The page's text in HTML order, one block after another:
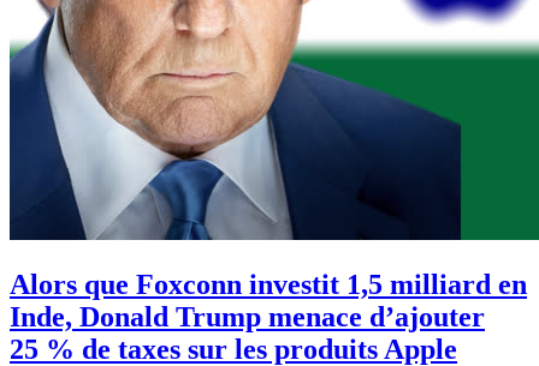
Alors que Foxconn investit 1,5 milliard en
Inde, Donald Trump menace d’ajouter
25 % de taxes sur les produits Apple